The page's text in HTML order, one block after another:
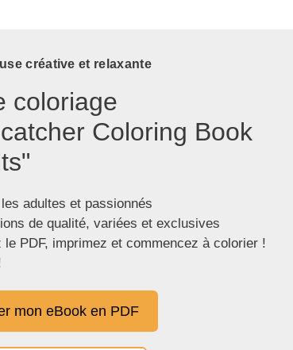
créative et relaxante
coloriage
Coloring Book
adultes et passionnés
de qualité, variées et exclusives
le PDF, imprimez et commencez à colorier !
mon eBook en PDF